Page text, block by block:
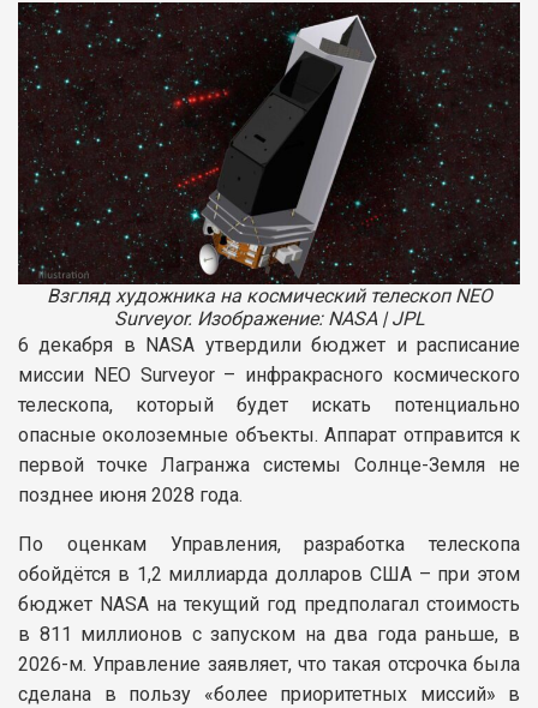
Взгляд художника на космический телескоп NEO
Surveyor. Изображение: NASA | JPL
6 декабря в NASA утвердили бюджет и расписание
миссии NEO Surveyor – инфракрасного космического
телескопа, который будет искать потенциально
опасные околоземные объекты. Аппарат отправится к
первой точке Лагранжа системы Солнце-Земля не
позднее июня 2028 года.
По оценкам Управления, разработка телескопа
обойдётся в 1,2 миллиарда долларов США – при этом
бюджет NASA на текущий год предполагал стоимость
в 811 миллионов с запуском на два года раньше, в
2026-м. Управление заявляет, что такая отсрочка была
сделана в пользу «более приоритетных миссий» в